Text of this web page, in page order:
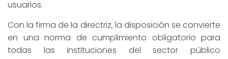
usuarios.
Con la firma de la directriz, la disposición se convierte
en una norma de cumplimiento obligatorio para
todas las instituciones del sector público